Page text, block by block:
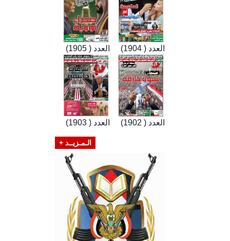
العدد ( 1905) العدد ( 1904)
العدد ( 1903) العدد ( 1902)
الـمـزيــد +